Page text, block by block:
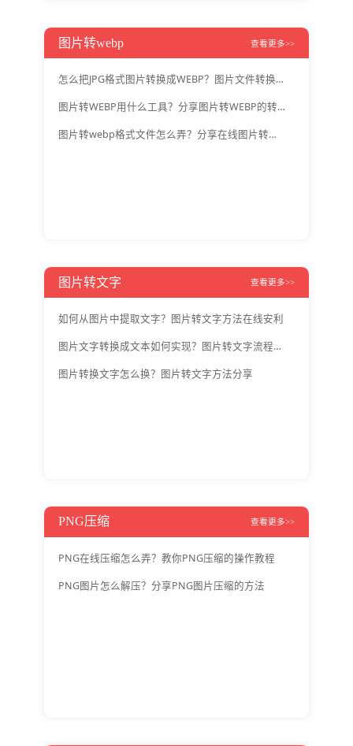
图片转webp 查看更多>>
怎么把JPG格式图片转换成WEBP？图片文件转换小技巧
图片转WEBP用什么工具？分享图片转WEBP的转换软件
图片转webp格式文件怎么弄？分享在线图片转换的方法
图片转文字 查看更多>>
如何从图片中提取文字？图片转文字方法在线安利
图片文字转换成文本如何实现？图片转文字流程分享
图片转换文字怎么换？图片转文字方法分享
PNG压缩 查看更多>>
PNG在线压缩怎么弄？教你PNG压缩的操作教程
PNG图片怎么解压？分享PNG图片压缩的方法